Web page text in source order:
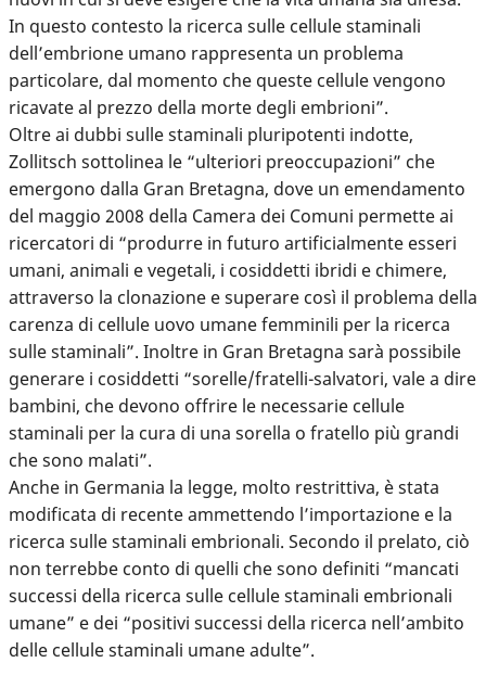
In questo contesto la ricerca sulle cellule staminali
dell’embrione umano rappresenta un problema
particolare, dal momento che queste cellule vengono
ricavate al prezzo della morte degli embrioni”.
Oltre ai dubbi sulle staminali pluripotenti indotte,
Zollitsch sottolinea le “ulteriori preoccupazioni” che
emergono dalla Gran Bretagna, dove un emendamento
del maggio 2008 della Camera dei Comuni permette ai
ricercatori di “produrre in futuro artificialmente esseri
umani, animali e vegetali, i cosiddetti ibridi e chimere,
attraverso la clonazione e superare così il problema della
carenza di cellule uovo umane femminili per la ricerca
sulle staminali”. Inoltre in Gran Bretagna sarà possibile
generare i cosiddetti “sorelle/fratelli-salvatori, vale a dire
bambini, che devono offrire le necessarie cellule
staminali per la cura di una sorella o fratello più grandi
che sono malati”.
Anche in Germania la legge, molto restrittiva, è stata
modificata di recente ammettendo l’importazione e la
ricerca sulle staminali embrionali. Secondo il prelato, ciò
non terrebbe conto di quelli che sono definiti “mancati
successi della ricerca sulle cellule staminali embrionali
umane” e dei “positivi successi della ricerca nell’ambito
delle cellule staminali umane adulte”.